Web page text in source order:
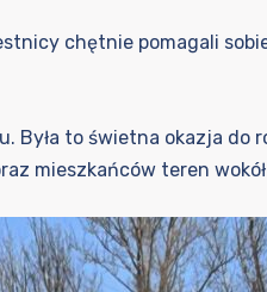
chętnie pomagali
to świetna okazja do
mieszkańców teren